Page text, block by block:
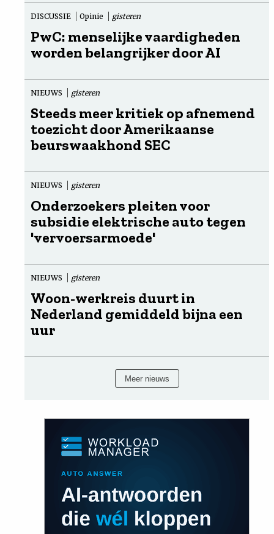
DISCUSSIE Opinie gisteren
PwC: menselijke vaardigheden
worden belangrijker door AI
NIEUWS gisteren
Steeds meer kritiek op afnemend
toezicht door Amerikaanse
beurswaakhond SEC
NIEUWS gisteren
Onderzoekers pleiten voor
subsidie elektrische auto tegen
'vervoersarmoede'
NIEUWS gisteren
Woon-werkreis duurt in
Nederland gemiddeld bijna een
uur
Meer nieuws